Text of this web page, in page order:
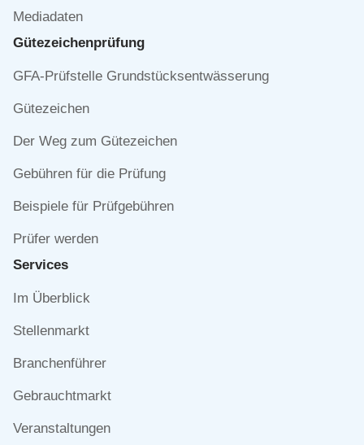
Mediadaten
Gütezeichen­prüfung
Navigation
GFA-Prüfstelle Grundstücksentwässerung
Gütezeichen
Der Weg zum Gütezeichen
Gebühren für die Prüfung
Beispiele für Prüfgebühren
Prüfer werden
Services
Navigation
Im Überblick
Stellenmarkt
Branchenführer
Gebrauchtmarkt
Veranstaltungen